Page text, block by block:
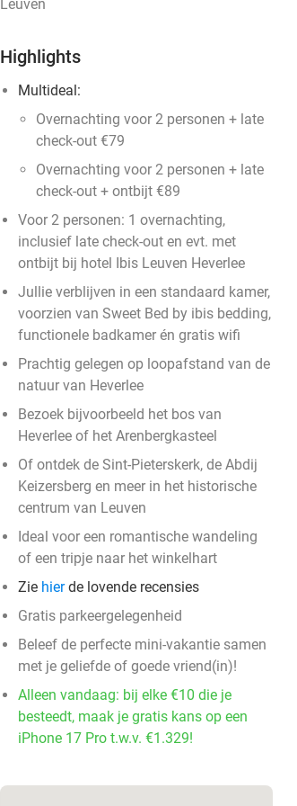
Leuven
Highlights
Multideal:
Overnachting voor 2 personen + late
check-out €79
Overnachting voor 2 personen + late
check-out + ontbijt €89
Voor 2 personen: 1 overnachting,
inclusief late check-out en evt. met
ontbijt bij hotel Ibis Leuven Heverlee
Jullie verblijven in een standaard kamer,
voorzien van Sweet Bed by ibis bedding,
functionele badkamer én gratis wifi
Prachtig gelegen op loopafstand van de
natuur van Heverlee
Bezoek bijvoorbeeld het bos van
Heverlee of het Arenbergkasteel
Of ontdek de Sint-Pieterskerk, de Abdij
Keizersberg en meer in het historische
centrum van Leuven
Ideal voor een romantische wandeling
of een tripje naar het winkelhart
Zie hierde lovende recensies
Gratis parkeergelegenheid
Beleef de perfecte mini-vakantie samen
met je geliefde of goede vriend(in)!
Alleen vandaag: bij elke €10 die je
besteedt, maak je gratis kans op een
iPhone 17 Pro t.w.v. €1.329!